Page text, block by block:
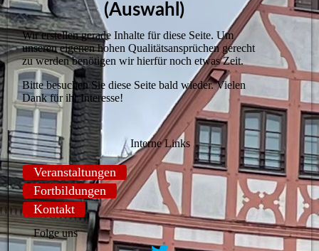
(Auswahl)
Wir erstellen gerade Inhalte für diese Seite. Um
unseren eigenen hohen Qualitätsansprüchen gerecht
zu werden benötigen wir hierfür noch etwas Zeit.
Bitte besuchen Sie diese Seite bald wieder. Vielen
Dank für ihr Interesse!
Interne Links
Veranstaltungen
Fortbildungen
Kontakt
Folge uns